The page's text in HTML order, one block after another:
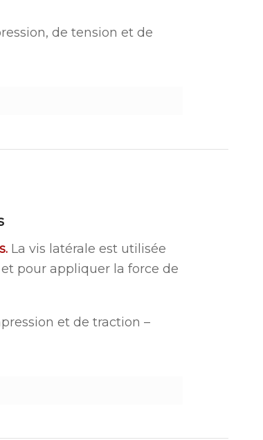
de tension et de
La vis latérale est utilisée
pour appliquer la force de
et de traction –